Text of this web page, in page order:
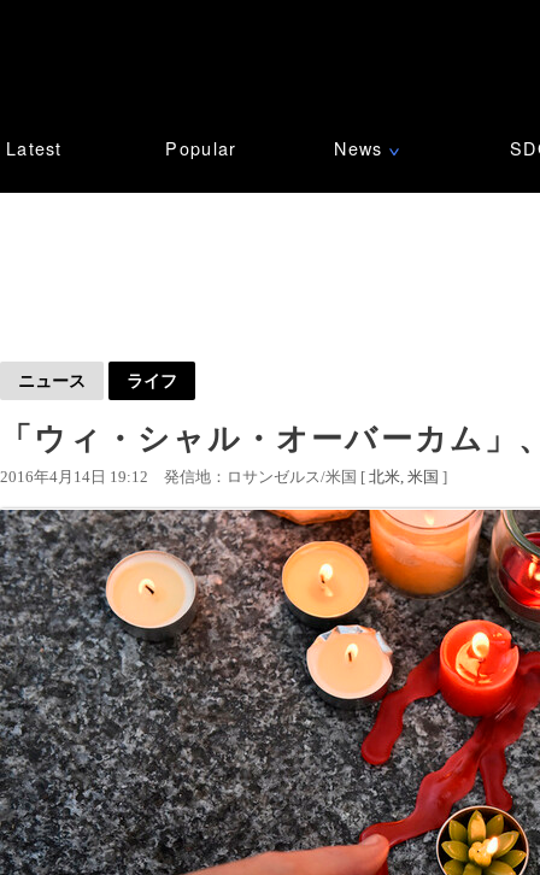
Latest Popular News ∨
ニュース ライフ
「ウィ・シャル・オーバーカム」
2016年4月14日 19:12 発信地：ロサンゼルス/米国 [ 北米 米国 ]